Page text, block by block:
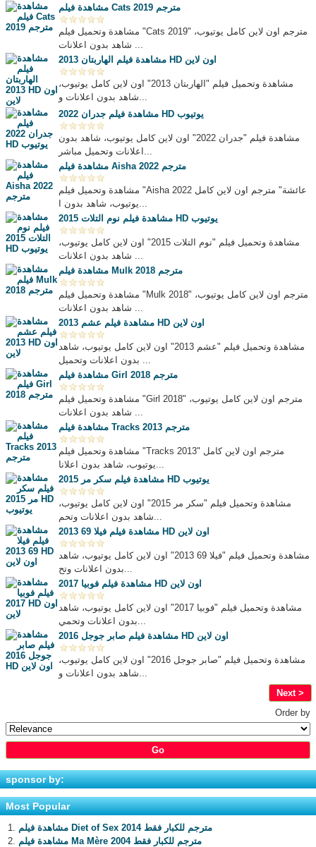
مشاهدة فيلم Cats 2019 مترجم
مشاهدة وتحميل فيلم "Cats 2019" مترجم اون لاين كامل يوتيوب،
شاهد بدون اعلانات ...
مشاهدة فيلم الهاربتان 2013 HD اون لاين
مشاهدة وتحميل فيلم "الهاربتان 2013" اون لاين كامل يوتيوب،
شاهد بدون اعلانات و...
مشاهدة فيلم جدران 2022 HD يوتيوب
مشاهدة فيلم "جدران 2022" اون لاين كامل يوتيوب، شاهد بدون
اعلانات وتحميل مباشر...
مشاهدة فيلم Aisha 2022 مترجم
مشاهدة وتحميل فيلم "Aisha 2022 عائشة" مترجم اون لاين كامل
يوتيوب، شاهد بدون ا...
مشاهدة فيلم نوم التلات 2015 HD يوتيوب
مشاهدة وتحميل فيلم "نوم التلات 2015" اون لاين كامل يوتيوب،
شاهد بدون اعلانات ...
مشاهدة فيلم Mulk 2018 مترجم
مشاهدة وتحميل فيلم "Mulk 2018" مترجم اون لاين كامل يوتيوب،
شاهد بدون اعلانات ...
مشاهدة فيلم عشم 2013 HD اون لاين
مشاهدة وتحميل فيلم "عشم 2013" اون لاين كامل يوتيوب، شاهد
بدون اعلانات وتحميل ...
مشاهدة فيلم Girl 2018 مترجم
مشاهدة وتحميل فيلم "Girl 2018" مترجم اون لاين كامل يوتيوب،
شاهد بدون اعلانات ...
مشاهدة فيلم Tracks 2013 مترجم
مشاهدة وتحميل فيلم "Tracks 2013" مترجم اون لاين كامل
يوتيوب، شاهد بدون اعلانا...
مشاهدة فيلم سكر مر 2015 HD يوتيوب
مشاهدة وتحميل فيلم "سكر مر 2015" اون لاين كامل يوتيوب،
شاهد بدون اعلانات وتحم...
مشاهدة فيلم فيلا 69 2013 HD اون لاين
مشاهدة وتحميل فيلم "فيلا 69 2013" اون لاين كامل يوتيوب، شاهد
بدون اعلانات وتح...
مشاهدة فيلم فوبيا 2017 HD اون لاين
مشاهدة وتحميل فيلم "فوبيا 2017" اون لاين كامل يوتيوب، شاهد
بدون اعلانات وتحمي...
مشاهدة فيلم صابر جوجل 2016 HD اون لاين
مشاهدة وتحميل فيلم "صابر جوجل 2016" اون لاين كامل يوتيوب،
شاهد بدون اعلانات و...
Next >
Order by
sponsor by:
Most Popular
مشاهدة فيلم Diet of Sex 2014 مترجم للكبار فقط
مشاهدة فيلم Ma Mère 2004 مترجم للكبار فقط